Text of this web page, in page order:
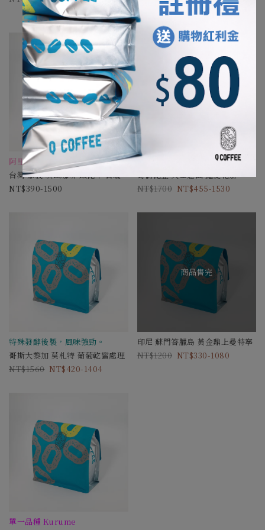
1000
280-900
阿里山菁英交流賽 特等獎莊園
台灣 嘉義 嶼山咖啡 鐵比卡 日曬
390-1500
特殊發酵後製，層次豐富。
哥倫比亞 天堂莊園 豔夏花荔
1700
455-1530
特殊發酵後製，風味強勁。
哥斯大黎加 莫札特 葡萄乾蜜處理
1560
420-1404
商品售完
印尼 蘇門答臘島 黃金鼎上曼特寧
1200
330-1080
單一品種 Kurume